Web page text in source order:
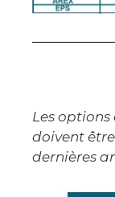
Les options
doivent
dernières